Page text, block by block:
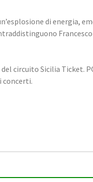
di energia,
circuito Sicilia Ticket.
concerti.